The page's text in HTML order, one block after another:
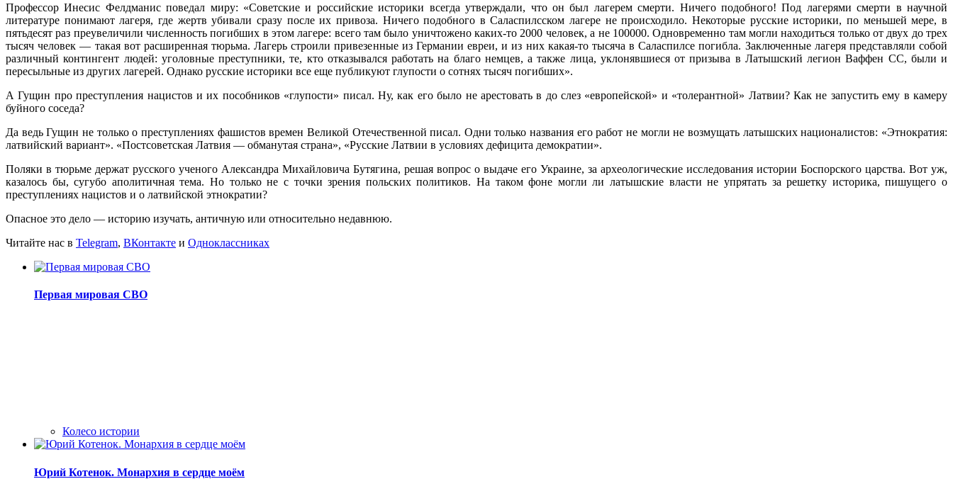
Профессор Инесис Фелдманис поведал миру: «Советские и российские историки всегда утверждали, что он был лагерем смерти. Ничего подобного! Под лагерями смерти в научной
литературе понимают лагеря, где жертв убивали сразу после их привоза. Ничего подобного в Саласпилсском лагере не происходило. Некоторые русские историки, по меньшей мере, в
пятьдесят раз преувеличили численность погибших в этом лагере: всего там было уничтожено каких-то 2000 человек, а не 100000. Одновременно там могли находиться только от двух до трех
тысяч человек — такая вот расширенная тюрьма. Лагерь строили привезенные из Германии евреи, и из них какая-то тысяча в Саласпилсе погибла. Заключенные лагеря представляли собой
различный контингент людей: уголовные преступники, те, кто отказывался работать на благо немцев, а также лица, уклонявшиеся от призыва в Латышский легион Ваффен СС, были и
пересыльные из других лагерей. Однако русские историки все еще публикуют глупости о сотнях тысяч погибших».
А Гущин про преступления нацистов и их пособников «глупости» писал. Ну, как его было не арестовать в до слез «европейской» и «толерантной» Латвии? Как не запустить ему в камеру
буйного соседа?
Да ведь Гущин не только о преступлениях фашистов времен Великой Отечественной писал. Одни только названия его работ не могли не возмущать латышских националистов: «Этнократия:
латвийский вариант». «Постсоветская Латвия — обманутая страна», «Русские Латвии в условиях дефицита демократии».
Поляки в тюрьме держат русского ученого Александра Михайловича Бутягина, решая вопрос о выдаче его Украине, за археологические исследования истории Боспорского царства. Вот уж,
казалось бы, сугубо аполитичная тема. Но только не с точки зрения польских политиков. На таком фоне могли ли латышские власти не упрятать за решетку историка, пишущего о
преступлениях нацистов и о латвийской этнократии?
Опасное это дело — историю изучать, античную или относительно недавнюю.
Читайте нас в Telegram, ВКонтакте и Одноклассниках
Первая мировая СВО
Колесо истории
Юрий Котенок. Монархия в сердце моём